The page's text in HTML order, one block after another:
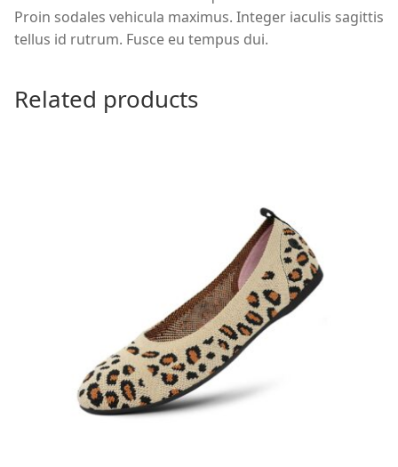
Proin sodales vehicula maximus. Integer iaculis sagittis
tellus id rutrum. Fusce eu tempus dui.
Related products